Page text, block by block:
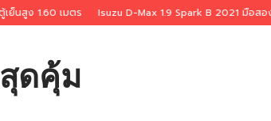
เมตร Isuzu D-Max 1.9 Spark B 2021 มือสอง กระบะ
ดคุ้ม